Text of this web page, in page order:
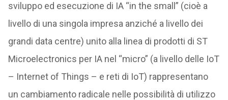
sviluppo ed esecuzione di IA “in the small” (cioè a
livello di una singola impresa anziché a livello dei
grandi data centre) unito alla linea di prodotti di ST
Microelectronics per IA nel “micro” (a livello delle IoT
– Internet of Things – e reti di IoT) rappresentano
un cambiamento radicale nelle possibilità di utilizzo